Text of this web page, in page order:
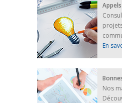
Afin d’accompagner au
ukrainiens arrivés en
FEUILLETER
En
Nos